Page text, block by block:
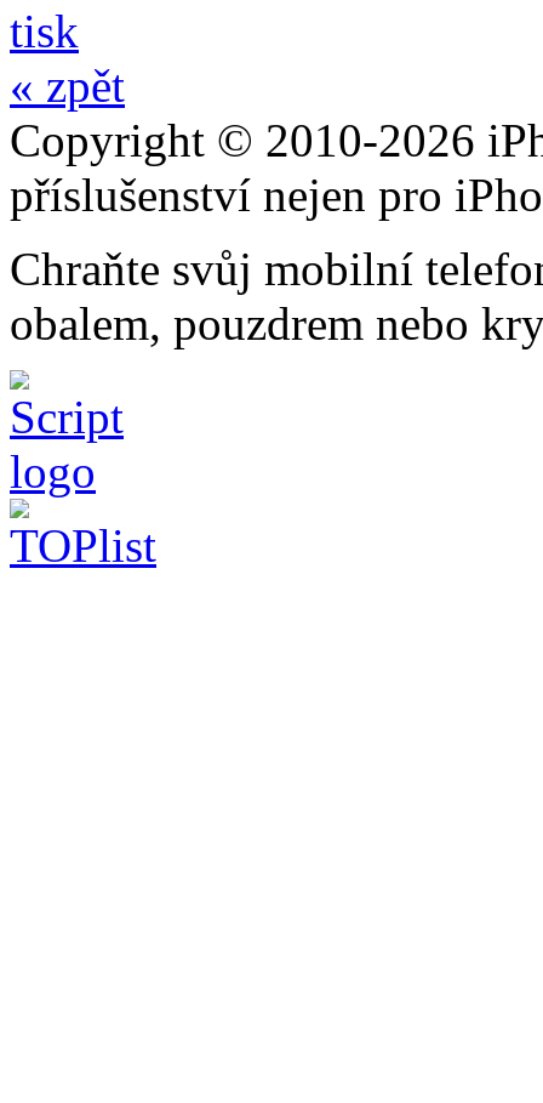
tisk
« zpět
Copyright © 2010-2026
příslušenství nejen pro
Chraňte svůj mobilní
obalem, pouzdrem nebo